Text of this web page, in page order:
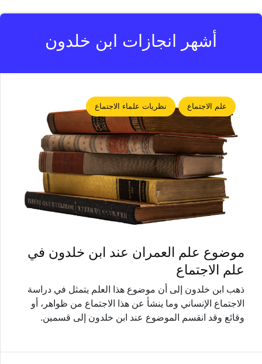
أشهر انجازات ابن خلدون
علم الاجتماع نظريات علماء الاجتماع
موضوع علم العمران عند ابن خلدون في
علم الاجتماع
ذهب ابن خلدون إلى أن موضوع هذا العلم يتمثل في دراسة
الاجتماع الإنساني وما ينشأ عن هذا الاجتماع من ظواهر، أو
وقائع وقد انقسم الموضوع عند ابن خلدون إلى قسمين.